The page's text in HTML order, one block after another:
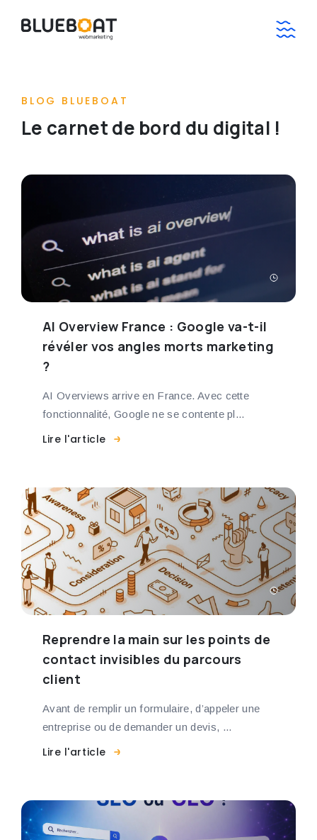
BLOG BLUEBOAT
Le carnet de bord du digital !
AI Overview France : Google va-t-il
révéler vos angles morts marketing
?
AI Overviews arrive en France. Avec cette
fonctionnalité, Google ne se contente pl...
Lire l'article
Reprendre la main sur les points de
contact invisibles du parcours
client
Avant de remplir un formulaire, d’appeler une
entreprise ou de demander un devis, ...
Lire l'article